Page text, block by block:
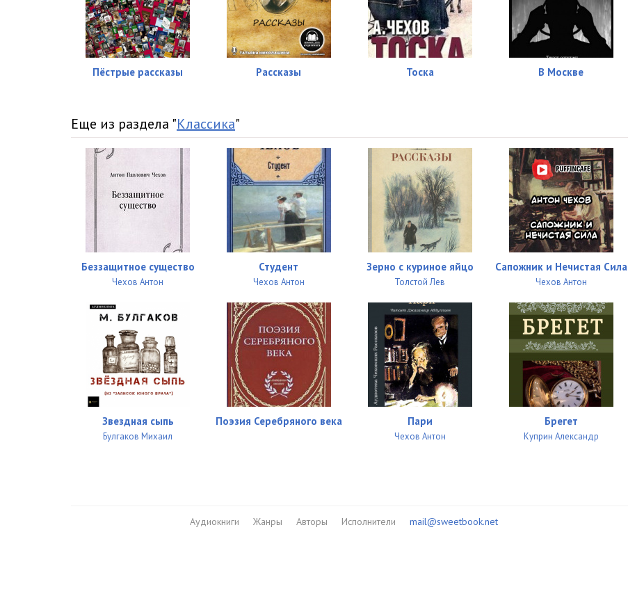
Пёстрые рассказы Рассказы Тоска В Москве
Еще из раздела "Классика"
Беззащитное существо
Чехов Антон
Студент
Чехов Антон
Зерно с куриное яйцо
Толстой Лев
Сапожник и Нечистая Сила
Чехов Антон
Звездная сыпь
Булгаков Михаил
Поэзия Серебряного века Пари
Чехов Антон
Брегет
Куприн Александр
Аудиокниги Жанры Авторы Исполнители mail@sweetbook.net